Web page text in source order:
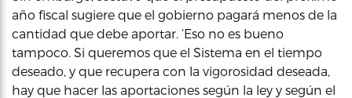
año fiscal sugiere que el gobierno pagará menos de la
cantidad que debe aportar. ‘Eso no es bueno
tampoco. Si queremos que el Sistema en el tiempo
deseado, y que recupera con la vigorosidad deseada,
hay que hacer las aportaciones según la ley y según el